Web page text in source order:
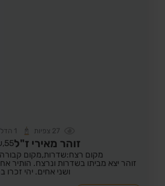
27 צפיות 1
זוהר מאירי ז"ל55,
מקום רצח:שדרות,מקום
זוהר יצא מביתו בשדרות ונרצח. הותיר
ושני אחים. יהי זכרו